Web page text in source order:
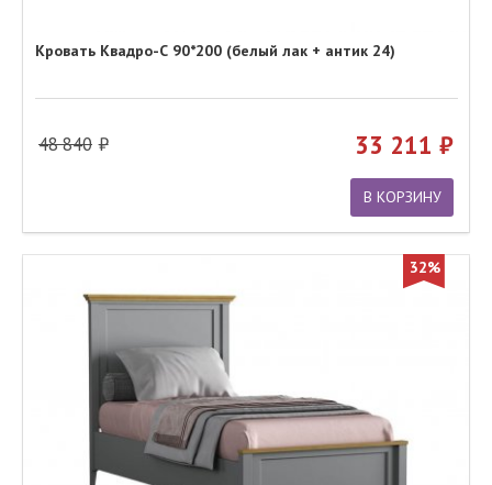
Кровать Квадро-С 90*200 (белый лак + антик 24)
48 840 33 211
В КОРЗИНУ
32%